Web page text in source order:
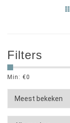
Filters
Min: €0